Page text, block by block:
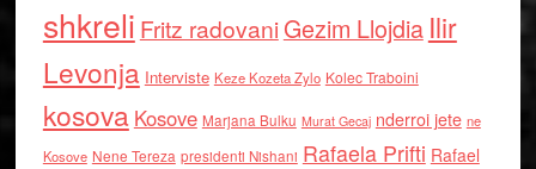
shkreli Fritz radovaniGezim Llojdia Ilir
Levonja Interviste Keze Kozeta Zylo Kolec Traboini
kosova Kosove Marjana Bulku Murat Gecaj nderroi jete ne
Kosove Nene Tereza presidenti Nishani Rafaela Prifti Rafael